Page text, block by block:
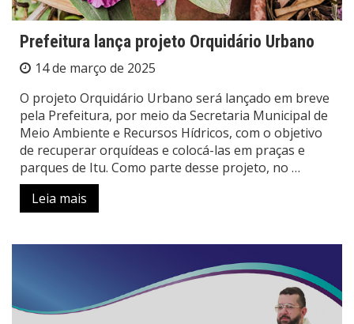
Prefeitura lança projeto Orquidário Urbano
14 de março de 2025
O projeto Orquidário Urbano será lançado em breve
pela Prefeitura, por meio da Secretaria Municipal de
Meio Ambiente e Recursos Hídricos, com o objetivo
de recuperar orquídeas e colocá-las em praças e
parques de Itu. Como parte desse projeto, no …
Leia mais